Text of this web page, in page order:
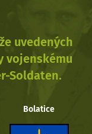
uvedených
vojenskému
Soldaten.
Bolatice